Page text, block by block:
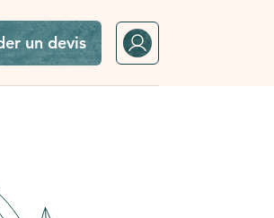
un devis